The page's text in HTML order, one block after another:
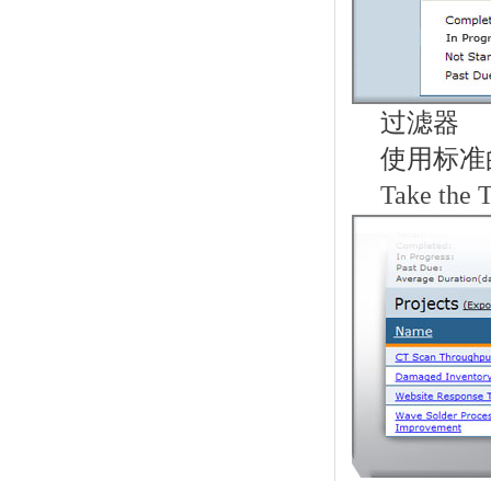
过滤器
使用标
Take the